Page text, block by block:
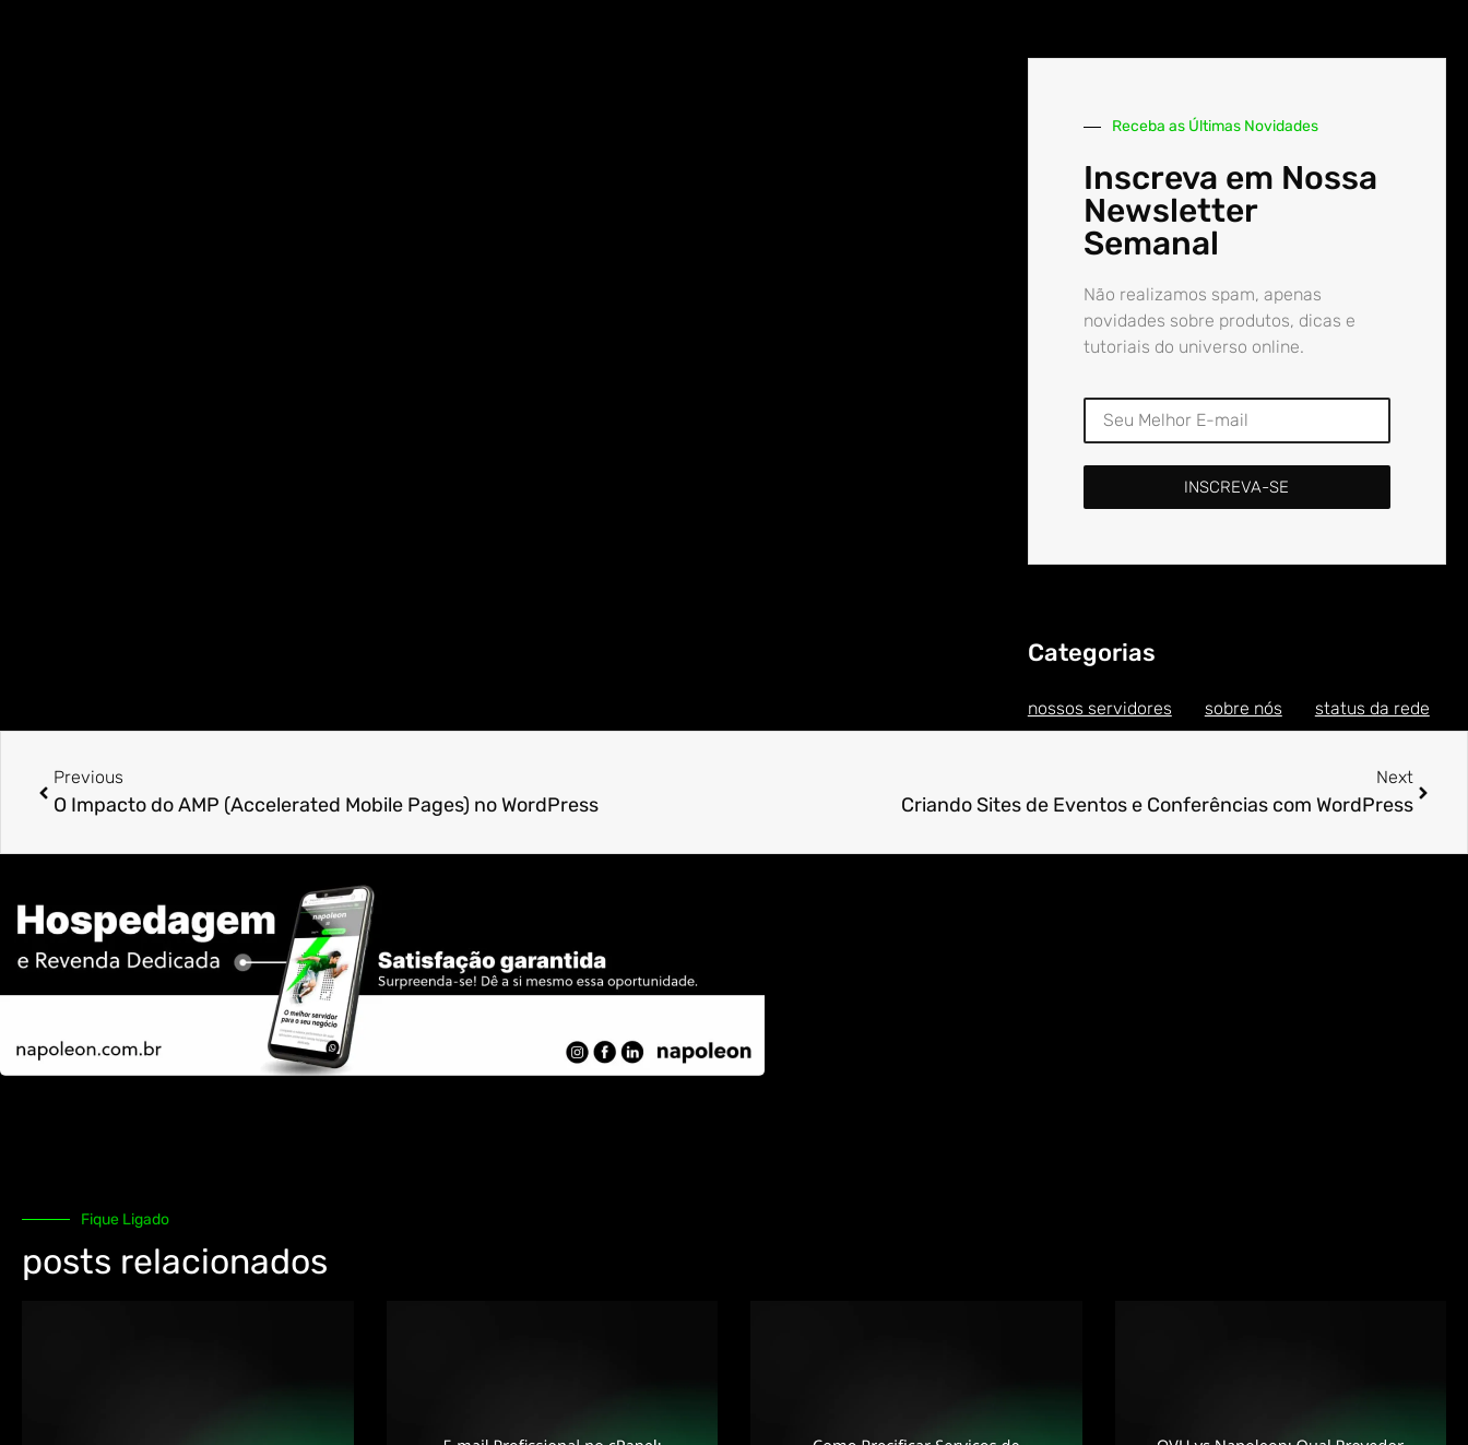
Receba as Últimas Novidades
Inscreva em Nossa
Newsletter
Semanal
Não realizamos spam, apenas
novidades sobre produtos, dicas e
tutoriais do universo online.
INSCREVA-SE
Categorias
nossos servidores sobre nós status da rede
Previous
O Impacto do AMP (Accelerated Mobile Pages) no WordPress
Next
Criando Sites de Eventos e Conferências com WordPress
Fique Ligado
posts relacionados